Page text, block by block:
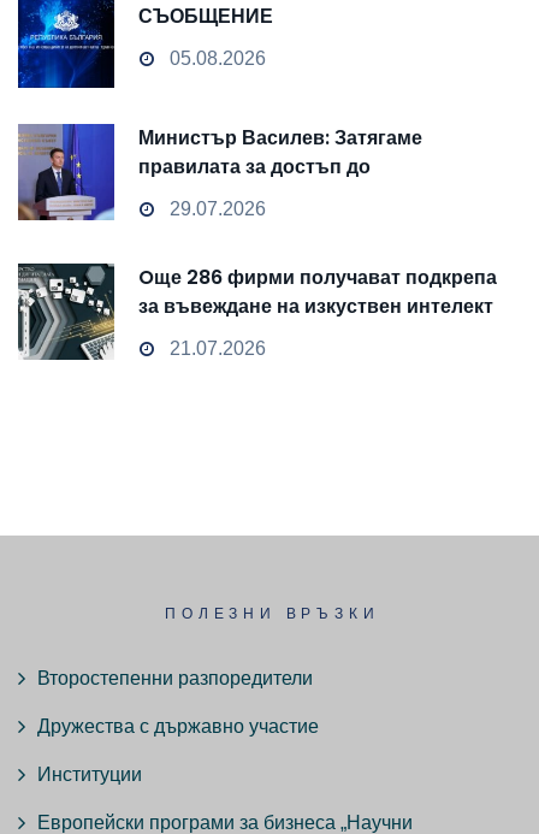
СЪОБЩЕНИЕ
05.08.2026
Министър Василев: Затягаме
правилата за достъп до
чувствителни данни
29.07.2026
Oще 286 фирми получават подкрепа
за въвеждане на изкуствен интелект
и облачни технологии
21.07.2026
ПОЛЕЗНИ ВРЪЗКИ
Второстепенни разпоредители
Дружества с държавно участие
Институции
Европейски програми за бизнеса „Научни